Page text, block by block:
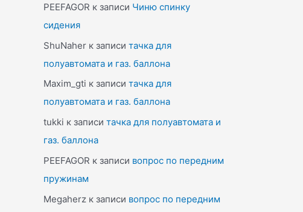
PEEFAGOR к записи Чиню спинку
сидения
ShuNaher к записи тачка для
полуавтомата и газ. баллона
Maxim_gti к записи тачка для
полуавтомата и газ. баллона
tukki к записи тачка для полуавтомата и
газ. баллона
PEEFAGOR к записи вопрос по передним
пружинам
Megaherz к записи вопрос по передним